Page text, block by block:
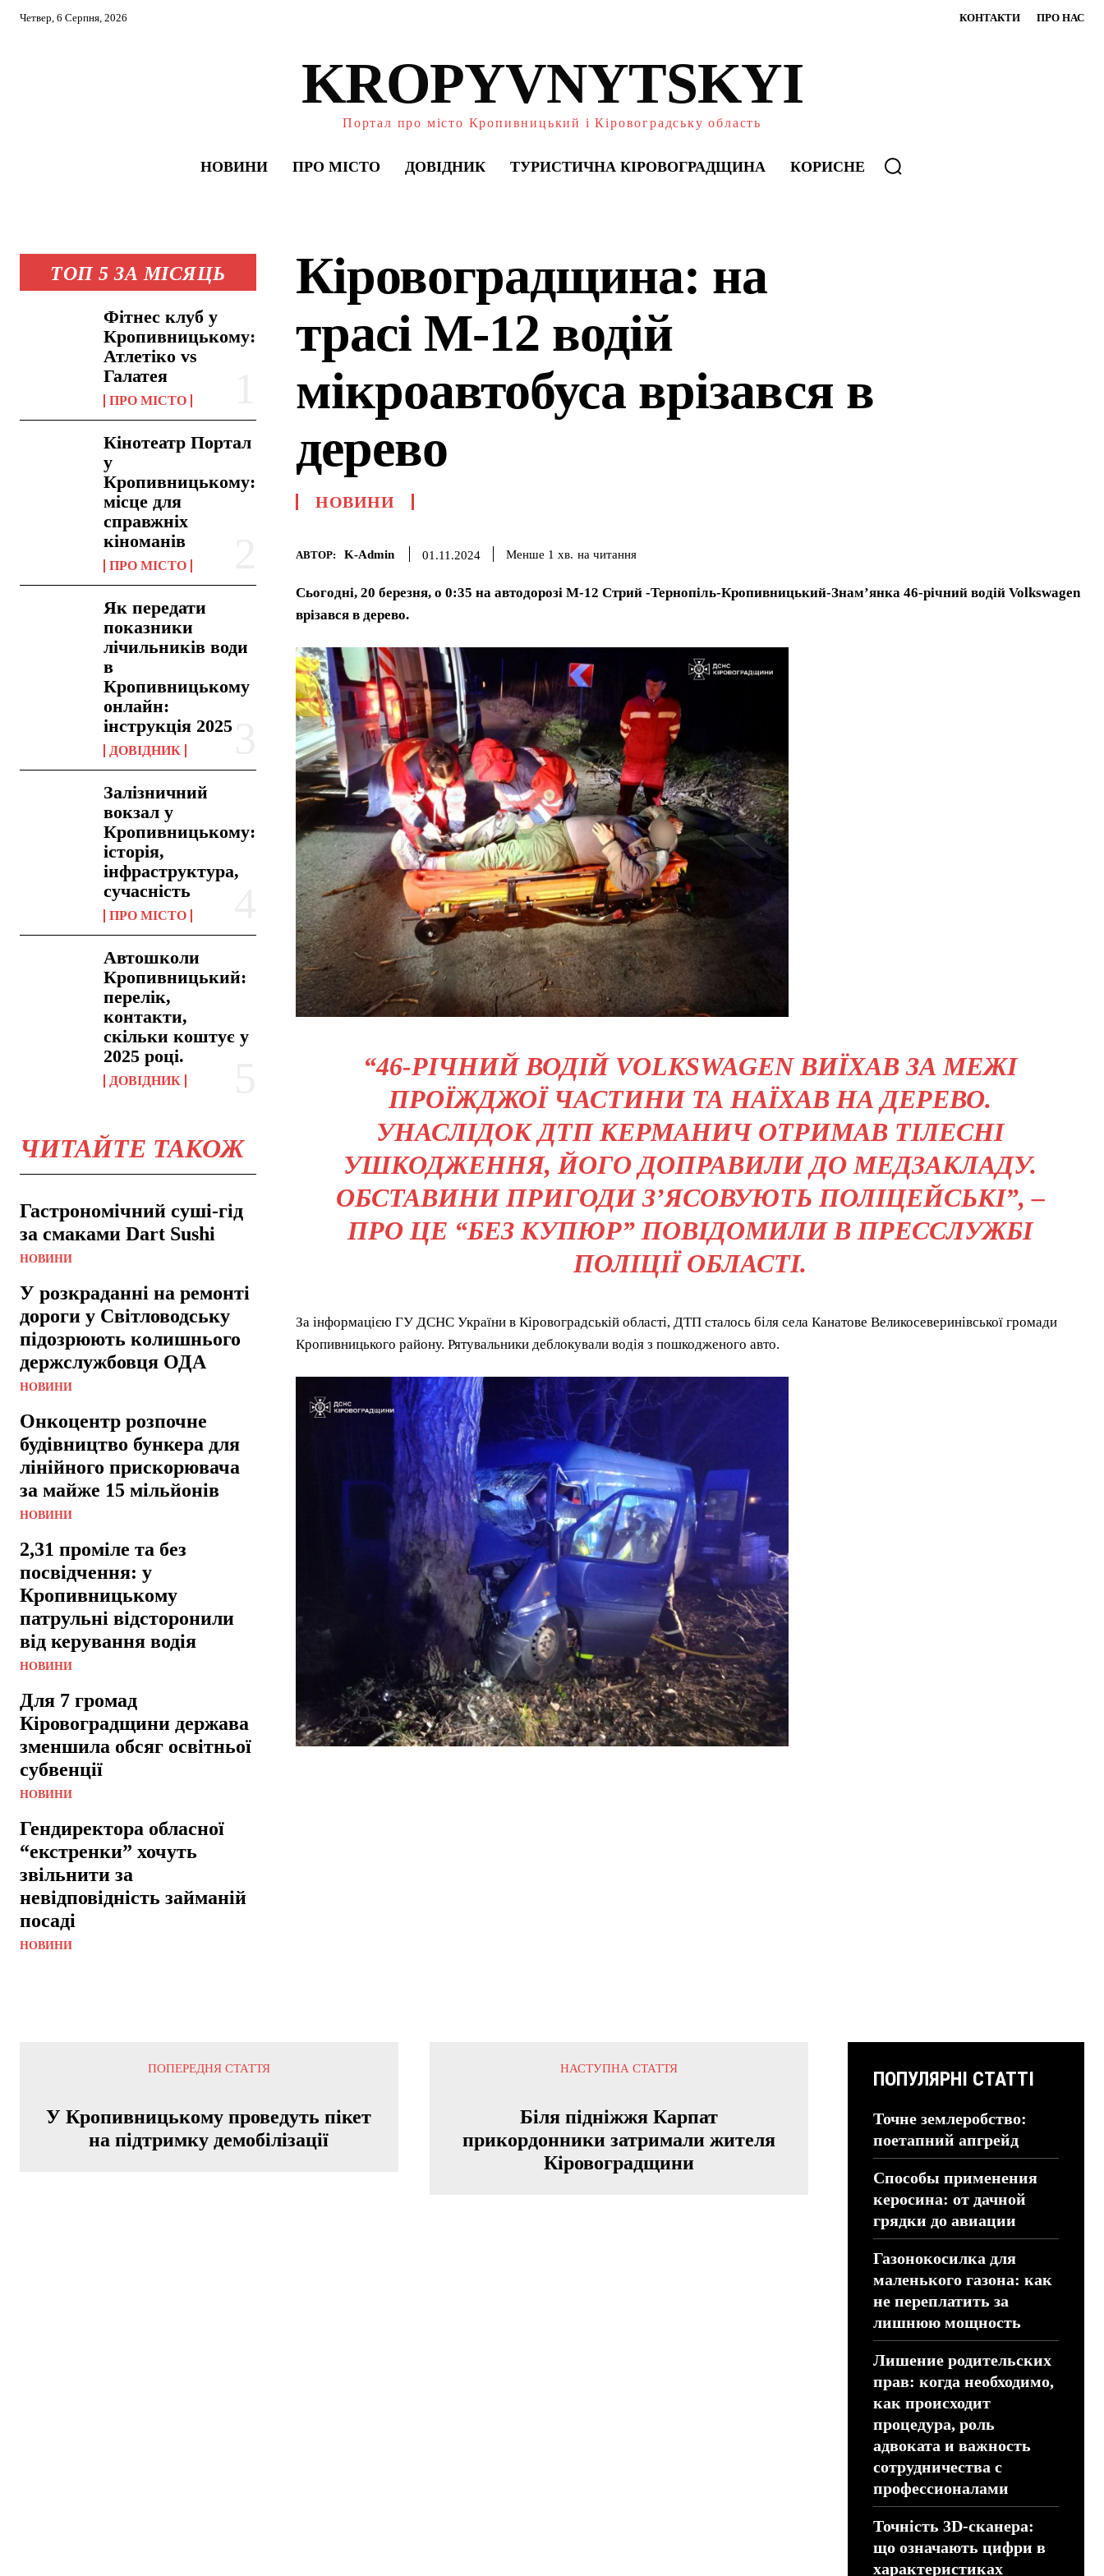
Четвер, 6 Серпня, 2026 КОНТАКТИ ПРО НАС
KROPYVNYTSKYI
Портал про місто Кропивницький і Кіровоградську область
НОВИНИ ПРО МІСТО ДОВІДНИК ТУРИСТИЧНА КІРОВОГРАДЩИНА КОРИСНЕ
ТОП 5 ЗА МІСЯЦЬ
Фітнес клуб у
Кропивницькому:
Атлетіко vs
Галатея
ПРО МІСТО
Кінотеатр Портал
у
Кропивницькому:
місце для
справжніх
кіноманів
ПРО МІСТО
Як передати
показники
лічильників води
в
Кропивницькому
онлайн:
інструкція 2025
ДОВІДНИК
Залізничний
вокзал у
Кропивницькому:
історія,
інфраструктура,
сучасність
ПРО МІСТО
Автошколи
Кропивницький:
перелік,
контакти,
скільки коштує у
2025 році.
ДОВІДНИК
ЧИТАЙТЕ ТАКОЖ
Гастрономічний суші-гід
за смаками Dart Sushi
НОВИНИ
У розкраданні на ремонті
дороги у Світловодську
підозрюють колишнього
держслужбовця ОДА
НОВИНИ
Онкоцентр розпочне
будівництво бункера для
лінійного прискорювача
за майже 15 мільйонів
НОВИНИ
2,31 проміле та без
посвідчення: у
Кропивницькому
патрульні відсторонили
від керування водія
НОВИНИ
Для 7 громад
Кіровоградщини держава
зменшила обсяг освітньої
субвенції
НОВИНИ
Гендиректора обласної
“екстренки” хочуть
звільнити за
невідповідність займаній
посаді
НОВИНИ
Кіровоградщина: на
трасі М-12 водій
мікроавтобуса врізався в
дерево
НОВИНИ
АВТОР: K-Admin 01.11.2024 Менше 1 хв. на читання
Сьогодні, 20 березня, о 0:35 на автодорозі М-12 Стрий -Тернопіль-Кропивницький-Знам’янка 46-річний водій Volkswagen
врізався в дерево.
“46-РІЧНИЙ ВОДІЙ VOLKSWAGEN ВИЇХАВ ЗА МЕЖІ
ПРОЇЖДЖОЇ ЧАСТИНИ ТА НАЇХАВ НА ДЕРЕВО.
УНАСЛІДОК ДТП КЕРМАНИЧ ОТРИМАВ ТІЛЕСНІ
УШКОДЖЕННЯ, ЙОГО ДОПРАВИЛИ ДО МЕДЗАКЛАДУ.
ОБСТАВИНИ ПРИГОДИ З’ЯСОВУЮТЬ ПОЛІЦЕЙСЬКІ”, –
ПРО ЦЕ “БЕЗ КУПЮР” ПОВІДОМИЛИ В ПРЕССЛУЖБІ
ПОЛІЦІЇ ОБЛАСТІ.
За інформацією ГУ ДСНС України в Кіровоградській області, ДТП сталось біля села Канатове Великосеверинівської громади
Кропивницького району. Рятувальники деблокували водія з пошкодженого авто.
ПОПЕРЕДНЯ СТАТТЯ
У Кропивницькому проведуть пікет
на підтримку демобілізації
НАСТУПНА СТАТТЯ
Біля підніжжя Карпат
прикордонники затримали жителя
Кіровоградщини
ПОПУЛЯРНІ СТАТТІ
Точне землеробство:
поетапний апгрейд
Способы применения
керосина: от дачной
грядки до авиации
Газонокосилка для
маленького газона: как
не переплатить за
лишнюю мощность
Лишение родительских
прав: когда необходимо,
как происходит
процедура, роль
адвоката и важность
сотрудничества с
профессионалами
Точність 3D-сканера:
що означають цифри в
характеристиках